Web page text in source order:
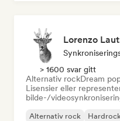
Lorenzo
> 1600 svar gitt
Alternativ rockDream
Lisensier eller
bilde-/
Alternativ rock